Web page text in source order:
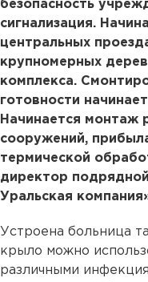
безопасность
сигнализация.
центральных
крупномерных
комплекса.
готовности
Начинается монтаж
сооружений,
термической
директор
Уральская
Устроена больница
крыло можно
различными